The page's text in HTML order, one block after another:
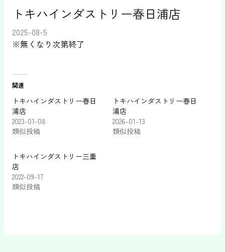
トキハインダストリー春日浦店
2025-08-5
※無くなり次第終了
関連
トキハインダストリー春日
浦店
2023-01-08
類似投稿
トキハインダストリー春日
浦店
2026-01-13
類似投稿
トキハインダストリー三重
店
2022-09-17
類似投稿